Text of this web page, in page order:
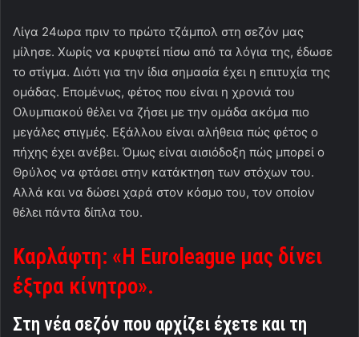
Λίγα 24ωρα πριν το πρώτο τζάμπολ στη σεζόν μας
μίλησε. Χωρίς να κρυφτεί πίσω από τα λόγια της, έδωσε
το στίγμα. Διότι για την ίδια σημασία έχει η επιτυχία της
ομάδας. Επομένως, φέτος που είναι η χρονιά του
Ολυμπιακού θέλει να ζήσει με την ομάδα ακόμα πιο
μεγάλες στιγμές. Εξάλλου είναι αλήθεια πώς φέτος ο
πήχης έχει ανέβει. Όμως είναι αισιόδοξη πώς μπορεί ο
Θρύλος να φτάσει στην κατάκτηση των στόχων του.
Αλλά και να δώσει χαρά στον κόσμο του, τον οποίον
θέλει πάντα δίπλα του.
Καρλάφτη: «Η Euroleague μας δίνει
έξτρα κίνητρο».
Στη νέα σεζόν που αρχίζει έχετε και τη